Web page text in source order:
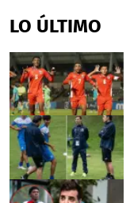
of
3
42
seconds
LO ÚLTIMO